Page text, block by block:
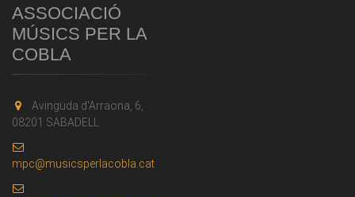
ASSOCIACIÓ
MÚSICS PER LA
COBLA
Avinguda d'Arraona, 6,
08201 SABADELL
mpc@musicsperlacobla.cat